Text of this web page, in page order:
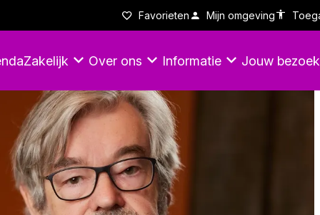
Favorieten Mijn omgeving
Zakelijk Over ons Informatie Jouw bezoek